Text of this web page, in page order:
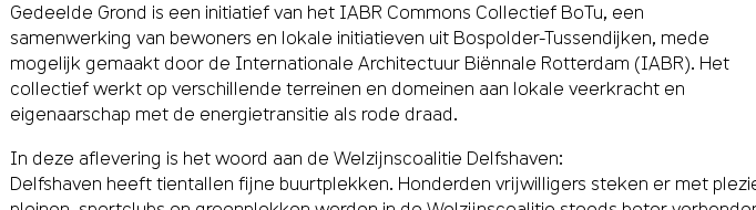
Gedeelde Grond is een initiatief van het IABR Commons Collectief BoTu, een
samenwerking van bewoners en lokale initiatieven uit Bospolder-Tussendijken, mede
mogelijk gemaakt door de Internationale Architectuur Biënnale Rotterdam (IABR). Het
collectief werkt op verschillende terreinen en domeinen aan lokale veerkracht en
eigenaarschap met de energietransitie als rode draad.
In deze aflevering is het woord aan de Welzĳnscoalitie Delfshaven:
Delfshaven heeft tientallen fĳne buurtplekken. Honderden vrĳwilligers steken er met